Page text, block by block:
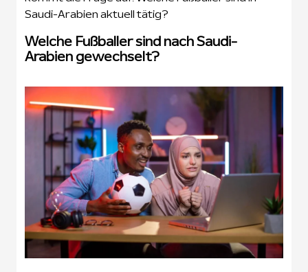
Saudi-Arabien aktuell tätig?
Welche Fußballer sind nach Saudi-
Arabien gewechselt?